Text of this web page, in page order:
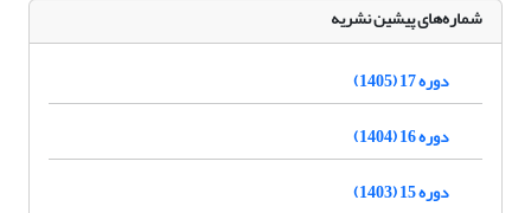
شماره‌های پیشین نشریه
دوره 17 (1405)
دوره 16 (1404)
دوره 15 (1403)